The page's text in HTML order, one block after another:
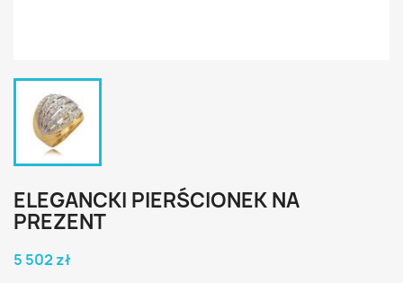
ELEGANCKI PIERŚCIONEK NA
PREZENT
5 502 zł